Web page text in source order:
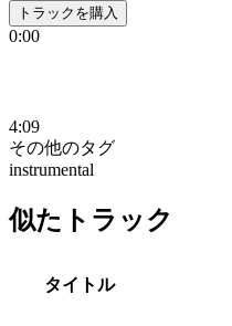
トラックを購入
0:00
4:09
その他のタグ
instrumental
似たトラック
タイトル